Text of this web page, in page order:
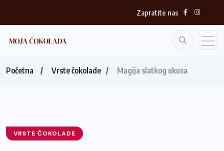
Zapratite nas
Početna Vrste čokolade Magija slatkog ukusa
VRSTE ČOKOLADE